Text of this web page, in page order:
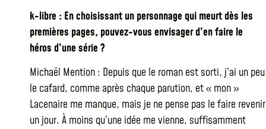
k-libre : En choisissant un personnage qui meurt dès les
premières pages, pouvez-vous envisager d’en faire le
héros d’une série ?
Michaël Mention : Depuis que le roman est sorti, j’ai un peu
le cafard, comme après chaque parution, et « mon »
Lacenaire me manque, mais je ne pense pas le faire revenir
un jour. À moins qu’une idée me vienne, suffisamment